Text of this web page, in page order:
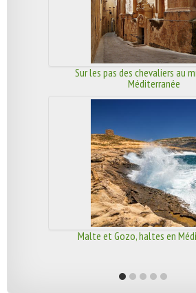
Sur les pas des chevaliers au
Méditerranée
Malte et Gozo, haltes en